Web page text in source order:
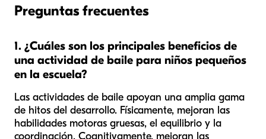
Preguntas frecuentes
1. ¿Cuáles son los principales beneficios de
una actividad de baile para niños pequeños
en la escuela?
Las actividades de baile apoyan una amplia gama
de hitos del desarrollo. Físicamente, mejoran las
habilidades motoras gruesas, el equilibrio y la
coordinación. Cognitivamente, mejoran las